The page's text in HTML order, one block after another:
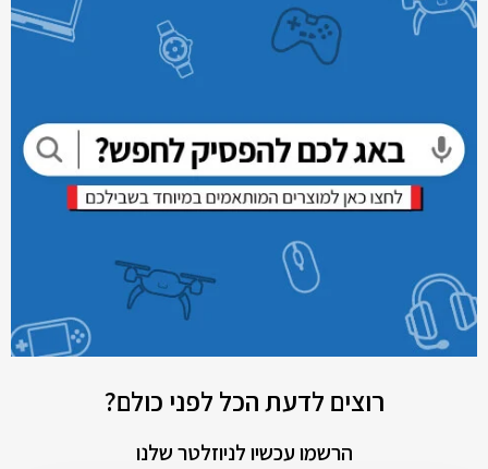
רוצים לדעת הכל לפני כולם?
הרשמו עכשיו לניוזלטר שלנו